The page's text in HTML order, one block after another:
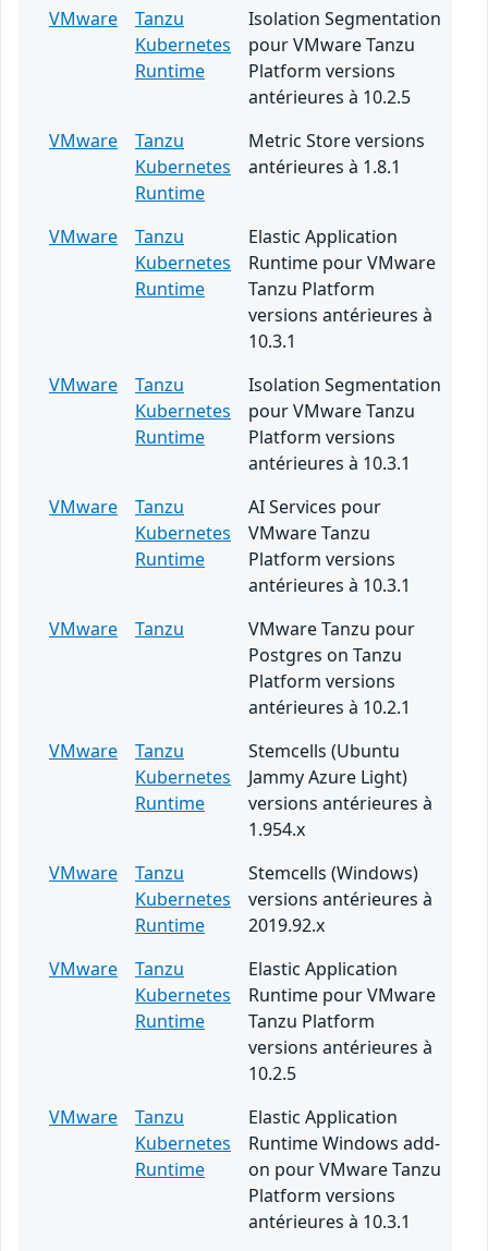
VMware
Tanzu
Kubernetes
Runtime
Isolation Segmentation
pour VMware Tanzu
Platform versions
antérieures à 10.2.5
VMware
Tanzu
Kubernetes
Runtime
Metric Store versions
antérieures à 1.8.1
VMware
Tanzu
Kubernetes
Runtime
Elastic Application
Runtime pour VMware
Tanzu Platform
versions antérieures à
10.3.1
VMware
Tanzu
Kubernetes
Runtime
Isolation Segmentation
pour VMware Tanzu
Platform versions
antérieures à 10.3.1
VMware
Tanzu
Kubernetes
Runtime
AI Services pour
VMware Tanzu
Platform versions
antérieures à 10.3.1
VMware
Tanzu
VMware Tanzu pour
Postgres on Tanzu
Platform versions
antérieures à 10.2.1
VMware
Tanzu
Kubernetes
Runtime
Stemcells (Ubuntu
Jammy Azure Light)
versions antérieures à
1.954.x
VMware
Tanzu
Kubernetes
Runtime
Stemcells (Windows)
versions antérieures à
2019.92.x
VMware
Tanzu
Kubernetes
Runtime
Elastic Application
Runtime pour VMware
Tanzu Platform
versions antérieures à
10.2.5
VMware
Tanzu
Kubernetes
Runtime
Elastic Application
Runtime Windows add-
on pour VMware Tanzu
Platform versions
antérieures à 10.3.1